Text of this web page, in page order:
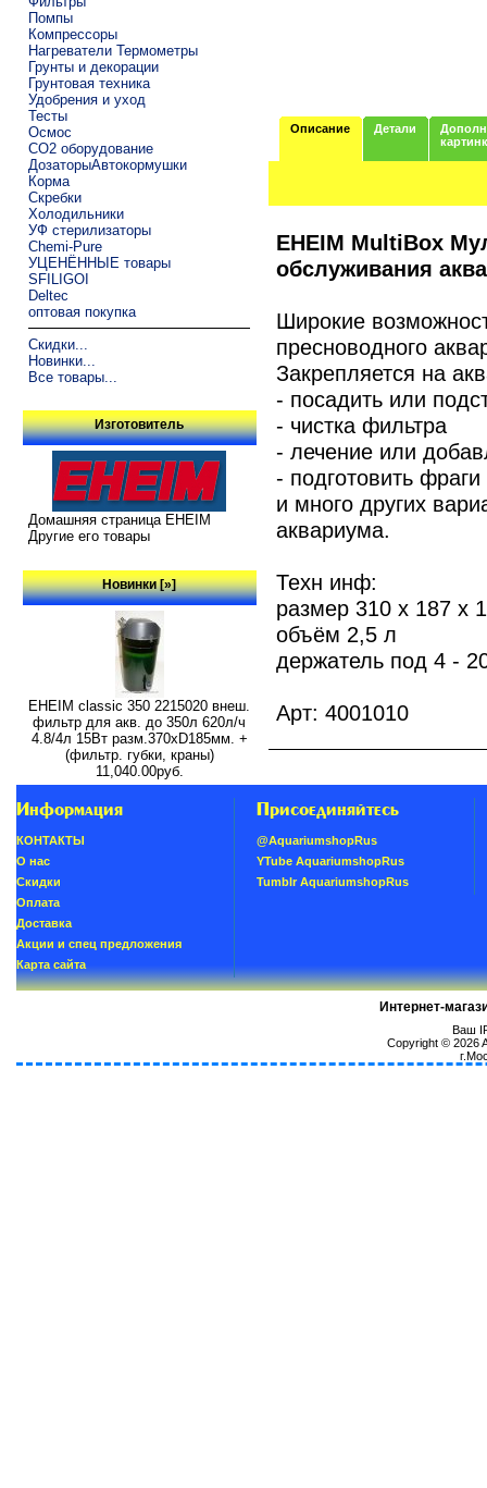
Помпы
Компрессоры
Нагреватели Термометры
Грунты и декорации
Грунтовая техника
Удобрения и уход
Тесты
Осмос
CO2 оборудование
ДозаторыАвтокормушки
Корма
Скребки
Холодильники
УФ стерилизаторы
Chemi-Pure
УЦЕНЁННЫЕ товары
SFILIGOI
Deltec
оптовая покупка
Скидки...
Новинки...
Все товары...
Изготовитель
Домашняя страница EHEIM
Другие его товары
Новинки [»]
EHEIM classic 350 2215020 внеш.
фильтр для акв. до 350л 620л/ч
4.8/4л 15Вт разм.370хD185мм. +
(фильтр. губки, краны)
11,040.00руб.
Описание Детали
EHEIM MultiBox
обслуживания
Широкие
пресноводного
Закрепляется на
- посадить или
- чистка фильтра
- лечение или
- подготовить
и много других
аквариума.
Техн инф:
размер 310 x 187 x
объём 2,5 л
держатель под 4 -
Арт: 4001010
Информация
КОНТАКТЫ
О нас
Скидки
Oплатa
Доставка
Акции и спец предложения
Карта сайта
Присоединяйтесь
@AquariumshopRus
YTube AquariumshopRus
Tumblr AquariumshopRus
Интернет-
Ваш
Copyright © 2026